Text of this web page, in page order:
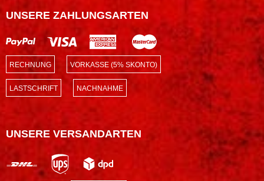
UNSERE ZAHLUNGSARTEN
RECHNUNG VORKASSE (5% SKONTO)
LASTSCHRIFT NACHNAHME
UNSERE VERSANDARTEN